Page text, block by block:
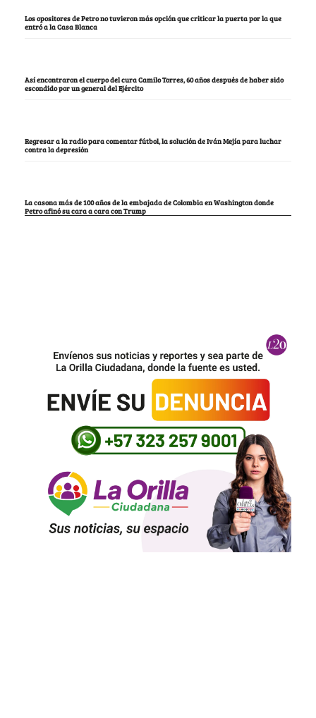
Los opositores de Petro no tuvieron más opción que criticar la puerta por la que
entró a la Casa Blanca
Así encontraron el cuerpo del cura Camilo Torres, 60 años después de haber sido
escondido por un general del Ejército
Regresar a la radio para comentar fútbol, la solución de Iván Mejía para luchar
contra la depresión
La casona más de 100 años de la embajada de Colombia en Washington donde
Petro afinó su cara a cara con Trump